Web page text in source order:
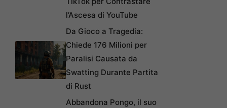
l’Ascesa di YouTube
Da Gioco a Tragedia:
Chiede 176 Milioni per
Paralisi Causata da
Swatting Durante Partita
di Rust
Abbandona Pongo, il suo